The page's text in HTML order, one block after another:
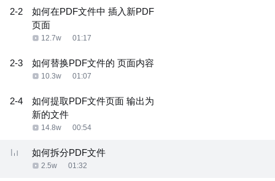
2-2
如何在PDF文件中 插入新PDF
页面
12.7w 01:17
2-3 如何替换PDF文件的 页面内容
10.3w 01:07
2-4
如何提取PDF文件页面 输出为
新的文件
14.8w 00:54
如何拆分PDF文件
2.5w 01:32